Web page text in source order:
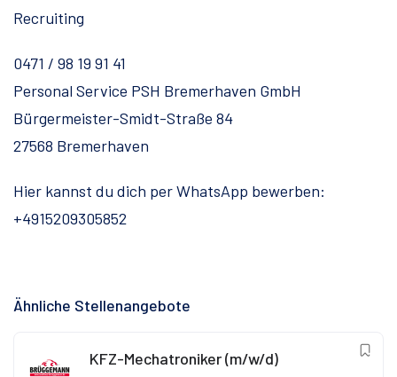
Recruiting
0471 / 98 19 91 41
Personal Service PSH Bremerhaven GmbH
Bürgermeister-Smidt-Straße 84
27568 Bremerhaven
Hier kannst du dich per WhatsApp bewerben:
+4915209305852
Ähnliche Stellenangebote
KFZ-Mechatroniker (m/w/d)